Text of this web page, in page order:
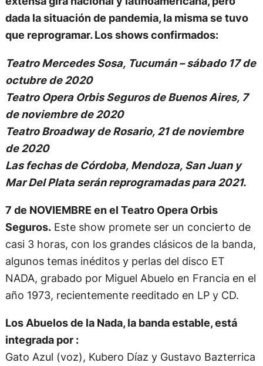
dada la situación de pandemia, la misma se tuvo
que reprogramar. Los shows confirmados:
Teatro Mercedes Sosa, Tucumán – sábado 17 de
octubre de 2020
Teatro Opera Orbis Seguros de Buenos Aires, 7
de noviembre de 2020
Teatro Broadway de Rosario, 21 de noviembre
de 2020
Las fechas de Córdoba, Mendoza, San Juan y
Mar Del Plata serán reprogramadas para 2021.
7 de NOVIEMBRE en el Teatro Opera Orbis
Seguros.Este show promete ser un concierto de
casi 3 horas, con los grandes clásicos de la banda,
algunos temas inéditos y perlas del disco ET
NADA, grabado por Miguel Abuelo en Francia en el
año 1973, recientemente reeditado en LP y CD.
Los Abuelos de la Nada, la banda estable, está
integrada por :
Gato Azul (voz), Kubero Díaz y Gustavo Bazterrica